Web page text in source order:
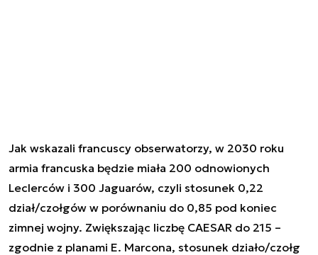
Jak wskazali francuscy obserwatorzy, w 2030 roku
armia francuska będzie miała 200 odnowionych
Leclerców i 300 Jaguarów, czyli stosunek 0,22
dział/czołgów w porównaniu do 0,85 pod koniec
zimnej wojny. Zwiększając liczbę CAESAR do 215 –
zgodnie z planami E. Marcona, stosunek działo/czołg